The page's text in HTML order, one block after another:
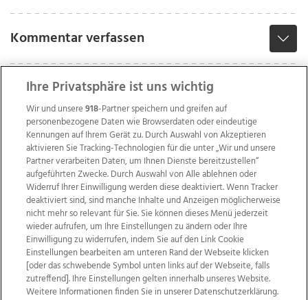
Kommentar verfassen
Wir über uns Mediadaten Kontakt
Jobs
Datenschutz
Impressum
AGB Anzeigekunden
AGB Website
Ehrenkodex Politische Werbung
Ihre Privatsphäre ist uns wichtig
Wir und unsere918-Partner speichern und greifen auf
personenbezogene Daten wie Browserdaten oder eindeutige
Kennungen auf Ihrem Gerät zu. Durch Auswahl von Akzeptieren
aktivieren Sie Tracking-Technologien für die unter „Wir und unsere
Partner verarbeiten Daten, um Ihnen Dienste bereitzustellen“
aufgeführten Zwecke. Durch Auswahl von Alle ablehnen oder
Widerruf Ihrer Einwilligung werden diese deaktiviert. Wenn Tracker
deaktiviert sind, sind manche Inhalte und Anzeigen möglicherweise
nicht mehr so relevant für Sie. Sie können dieses Menü jederzeit
wieder aufrufen, um Ihre Einstellungen zu ändern oder Ihre
Einwilligung zu widerrufen, indem Sie auf den Link Cookie
Einstellungen bearbeiten am unteren Rand der Webseite klicken
[oder das schwebende Symbol unten links auf der Webseite, falls
zutreffend]. Ihre Einstellungen gelten innerhalb unseres Website.
Weitere Informationen finden Sie in unserer Datenschutzerklärung.